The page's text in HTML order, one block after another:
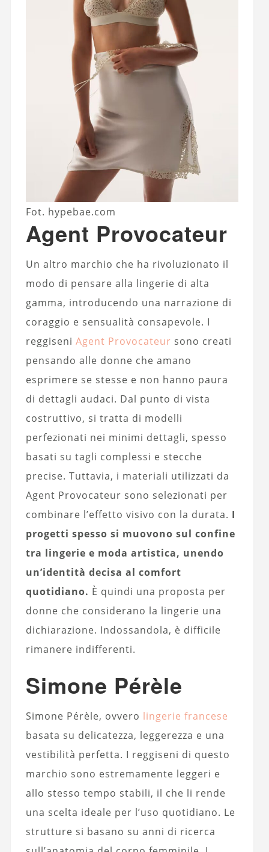
Fot. hypebae.com
Agent Provocateur
Un altro marchio che ha rivoluzionato il
modo di pensare alla lingerie di alta
gamma, introducendo una narrazione di
coraggio e sensualità consapevole. I
reggiseni Agent Provocateur sono creati
pensando alle donne che amano
esprimere se stesse e non hanno paura
di dettagli audaci. Dal punto di vista
costruttivo, si tratta di modelli
perfezionati nei minimi dettagli, spesso
basati su tagli complessi e stecche
precise. Tuttavia, i materiali utilizzati da
Agent Provocateur sono selezionati per
combinare l’effetto visivo con la durata. I
progetti spesso si muovono sul confine
tra lingerie e moda artistica, unendo
un’identità decisa al comfort
quotidiano. È quindi una proposta per
donne che considerano la lingerie una
dichiarazione. Indossandola, è difficile
rimanere indifferenti.
Simone Pérèle
Simone Pérèle, ovvero lingerie francese
basata su delicatezza, leggerezza e una
vestibilità perfetta. I reggiseni di questo
marchio sono estremamente leggeri e
allo stesso tempo stabili, il che li rende
una scelta ideale per l’uso quotidiano. Le
strutture si basano su anni di ricerca